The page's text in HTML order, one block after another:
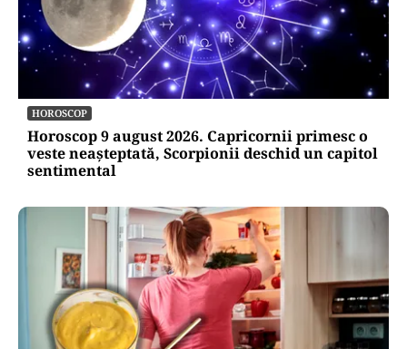
HOROSCOP
Horoscop 9 august 2026. Capricornii primesc o
veste neașteptată, Scorpionii deschid un capitol
sentimental